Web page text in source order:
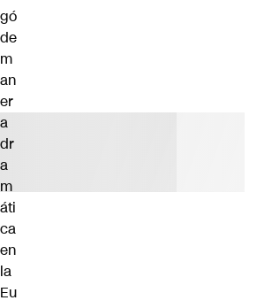
gó
de
m
an
er
a
dr
a
m
áti
ca
en
la
Eu